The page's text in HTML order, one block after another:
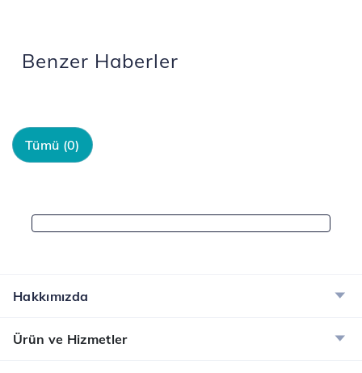
Benzer Haberler
Tümü (0)
Hakkımızda
Ürün ve Hizmetler